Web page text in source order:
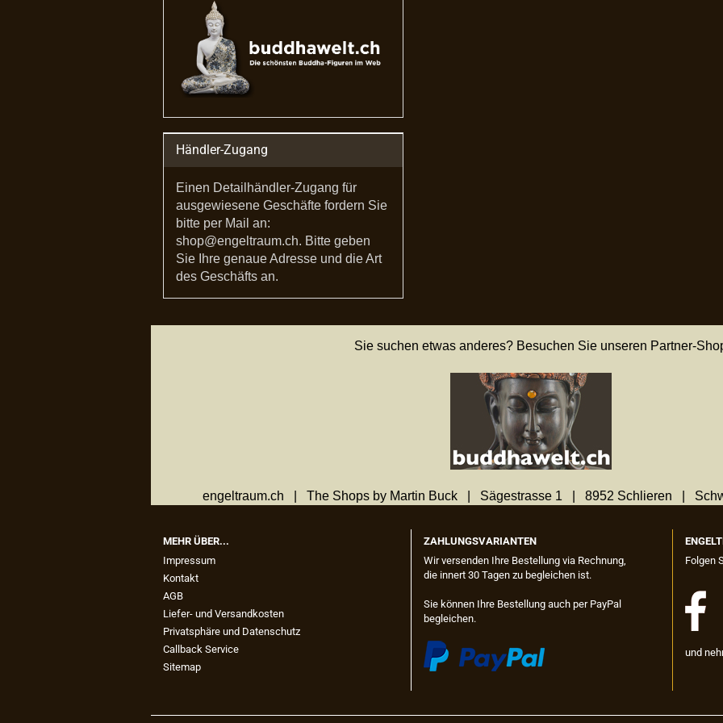
Händler-Zugang
Einen Detailhändler-Zugang für
ausgewiesene Geschäfte fordern Sie
bitte per Mail an:
shop@engeltraum.ch. Bitte geben
Sie Ihre genaue Adresse und die Art
des Geschäfts an.
Sie suchen etwas anderes? Besuchen Sie unseren Partner-
engeltraum.ch | The Shops by Martin Buck | Sägestrasse 1 | 8952 Schlieren |
MEHR ÜBER...
Impressum
Kontakt
AGB
Liefer- und Versandkosten
Privatsphäre und Datenschutz
Callback Service
Sitemap
ZAHLUNGSVARIANTEN
Wir versenden Ihre Bestellung via Rechnung,
die innert 30 Tagen zu begleichen ist.
Sie können Ihre Bestellung auch per PayPal
begleichen.
Folgen
und